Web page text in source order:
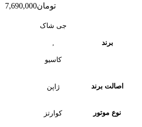
تومان7,690,000
برند
جی شاک
کاسیو
اصالت برند ژاپن
نوع موتور کوارتز